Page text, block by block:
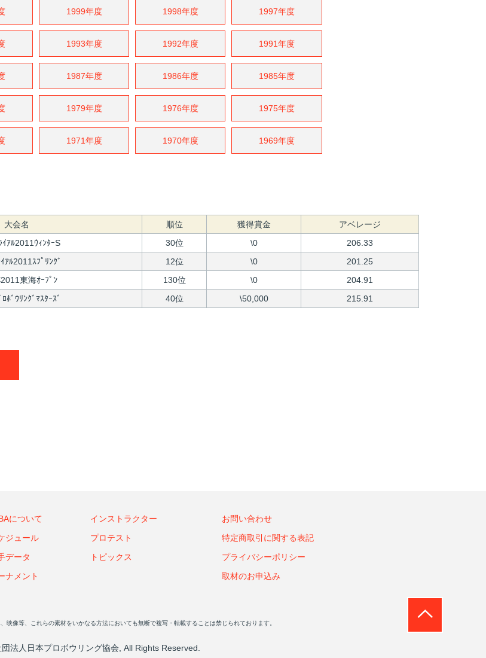
1999年度 1998年度 1997年度
1993年度 1992年度 1991年度
1987年度 1986年度 1985年度
1979年度 1976年度 1975年度
1971年度 1970年度 1969年度
大会名 順位 獲得賞金
アベレージ
ｲｱﾙ2011ｳｨﾝﾀｰS 30位 \0
206.33
ｱﾙ2011ｽﾌﾟﾘﾝｸﾞ 12位 \0
201.25
東海ｵｰﾌﾟﾝ 130位 \0
204.91
ﾎﾞｳﾘﾝｸﾞﾏｽﾀｰｽﾞ 40位 \50,000 215.91
について
ジュール
データ
ナメント
インストラクター
プロテスト
トピックス
お問い合わせ
特定商取引に関する表記
プライバシーポリシー
取材のお申込み
映像等、これらの素材をいかなる方法においても無断で複写・転載することは禁じられております。
法人日本プロボウリング協会, All Rights Reserved.